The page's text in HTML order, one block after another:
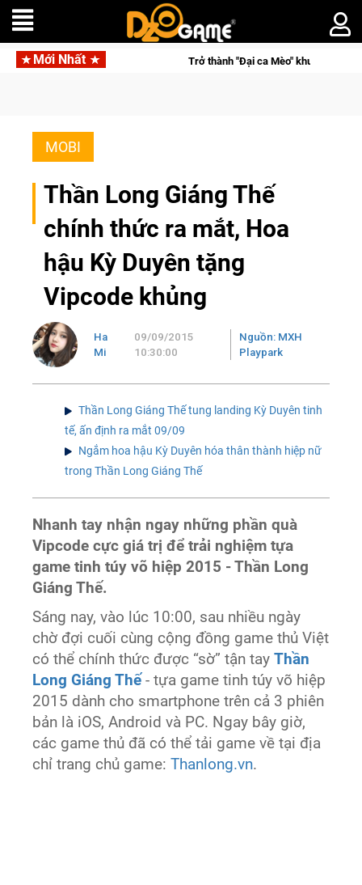
Mới Nhất
địch Trở thành "Đại ca Mèo" khuấy đảo thế giới ngầm
MOBI
Thần Long Giáng Thế
chính thức ra mắt, Hoa
hậu Kỳ Duyên tặng
Vipcode khủng
Ha
Mi
09/09/2015
10:30:00
Nguồn: MXH
Playpark
Thần Long Giáng Thế tung landing Kỳ Duyên tinh
tế, ấn định ra mắt 09/09
Ngắm hoa hậu Kỳ Duyên hóa thân thành hiệp nữ
trong Thần Long Giáng Thế
Nhanh tay nhận ngay những phần quà
Vipcode cực giá trị để trải nghiệm tựa
game tinh túy võ hiệp 2015 - Thần Long
Giáng Thế.
Sáng nay, vào lúc 10:00, sau nhiều ngày
chờ đợi cuối cùng cộng đồng game thủ Việt
có thể chính thức được “sờ” tận tayThần
Long Giáng Thế - tựa game tinh túy võ hiệp
2015 dành cho smartphone trên cả 3 phiên
bản là iOS, Android và PC. Ngay bây giờ,
các game thủ đã có thể tải game về tại địa
chỉ trang chủ game:Thanlong.vn.